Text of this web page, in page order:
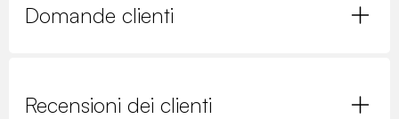
Domande clienti
Recensioni dei clienti